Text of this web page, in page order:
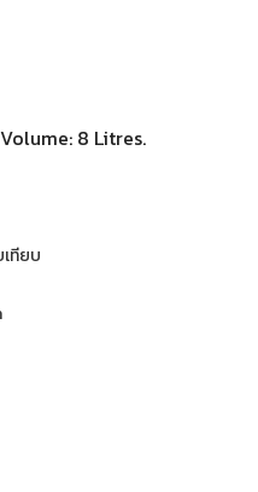
8 Litres.
ทียบ